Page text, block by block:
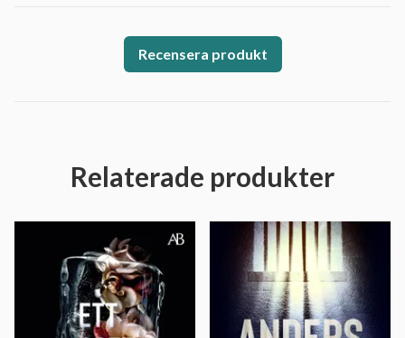
Recensera produkt
Relaterade produkter